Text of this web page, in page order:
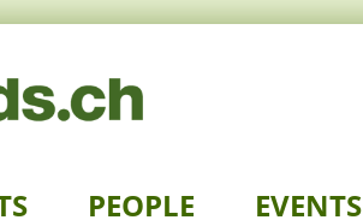
PEOPLE EVENTS